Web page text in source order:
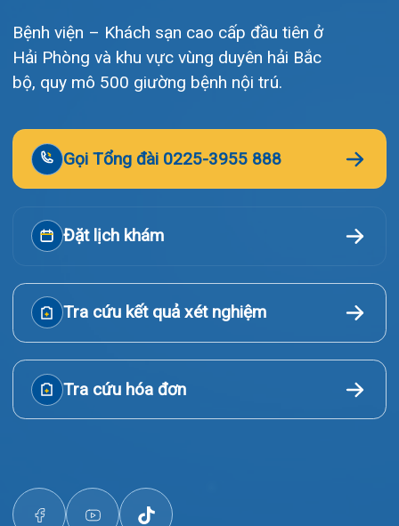
Tin tức
Liên hệ
© Bệnh viện đa khoa Quốc tế Hải Phòng - HIH. All rights
reserved